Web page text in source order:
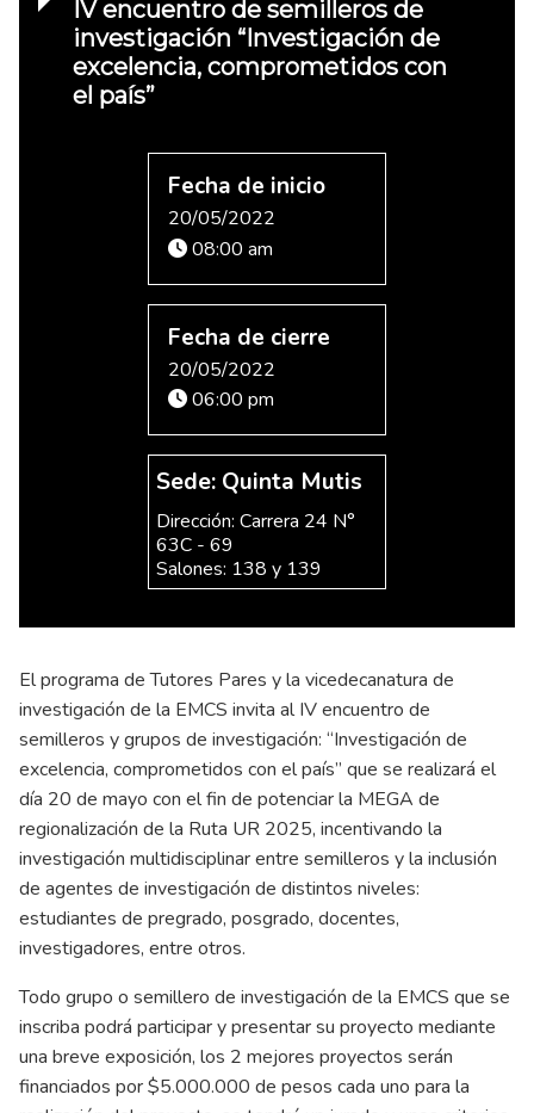
IV encuentro de semilleros de
investigación “Investigación de
excelencia, comprometidos con
el país”
Fecha de inicio
20/05/2022
08:00 am
Fecha de cierre
20/05/2022
06:00 pm
Sede: Quinta Mutis
Dirección: Carrera 24 N°
63C - 69
Salones: 138 y 139
El programa de Tutores Pares y la vicedecanatura de
investigación de la EMCS invita al IV encuentro de
semilleros y grupos de investigación: “Investigación de
excelencia, comprometidos con el país” que se realizará el
día 20 de mayo con el fin de potenciar la MEGA de
regionalización de la Ruta UR 2025, incentivando la
investigación multidisciplinar entre semilleros y la inclusión
de agentes de investigación de distintos niveles:
estudiantes de pregrado, posgrado, docentes,
investigadores, entre otros.
Todo grupo o semillero de investigación de la EMCS que se
inscriba podrá participar y presentar su proyecto mediante
una breve exposición, los 2 mejores proyectos serán
financiados por $5.000.000 de pesos cada uno para la